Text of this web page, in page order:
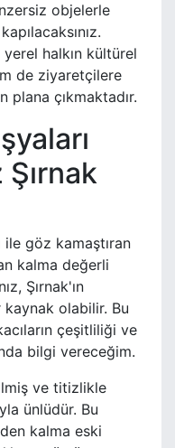
objelerle
yerel halkın kültürel
de ziyaretçilere
plana çıkmaktadır.
ile göz kamaştıran
kalma değerli
Şırnak'ın
kaynak olabilir. Bu
çeşitliliği ve
bilgi vereceğim.
ve titizlikle
ünlüdür. Bu
kalma eski